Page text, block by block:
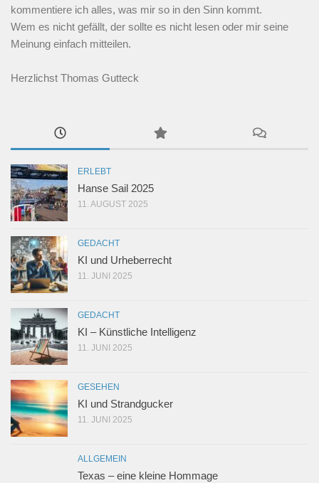
kommentiere ich alles, was mir so in den Sinn kommt.
Wem es nicht gefällt, der sollte es nicht lesen oder mir seine
Meinung einfach mitteilen.
Herzlichst Thomas Gutteck
ERLEBT
Hanse Sail 2025
11. AUGUST 2025
GEDACHT
KI und Urheberrecht
11. JUNI 2025
GEDACHT
KI – Künstliche Intelligenz
11. JUNI 2025
GESEHEN
KI und Strandgucker
11. JUNI 2025
ALLGEMEIN
Texas – eine kleine Hommage